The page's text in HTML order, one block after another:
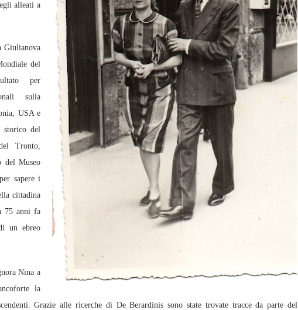
alleati a
Giulianova
del
per
sulla
USA e
storico del
Tronto,
del Museo
sapere i
cittadina
75 anni fa
un ebreo
Nina a
la
Grazie alle ricerche di De Berardinis sono state trovate tracce da parte del